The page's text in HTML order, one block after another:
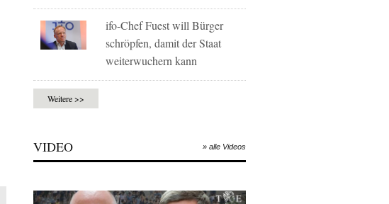
ifo-Chef Fuest will Bürger
schröpfen, damit der Staat
weiterwuchern kann
Weitere >>
VIDEO » alle Videos